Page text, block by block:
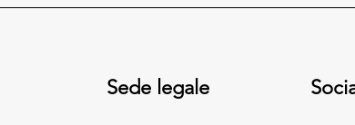
Sede legale